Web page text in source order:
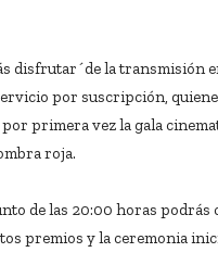
disfrutar´de la transmisión
por suscripción,
primera vez la gala
roja.
de las 20:00 horas podrás
premios y la ceremonia